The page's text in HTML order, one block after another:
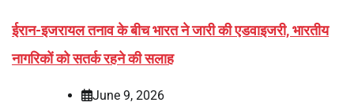
ईरान-इजरायल तनाव के बीच भारत ने जारी की एडवाइजरी, भारतीय
नागरिकों को सतर्क रहने की सलाह
June 9, 2026